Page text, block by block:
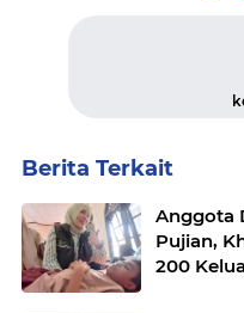
Berita Terkait
Anggota
Pujian,
200